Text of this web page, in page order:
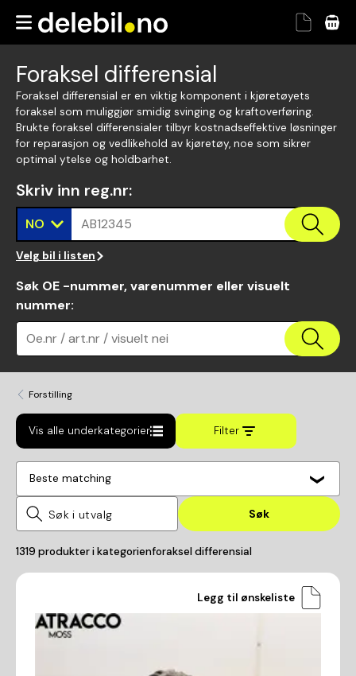
Foraksel differensial
Foraksel differensial er en viktig komponent i kjøretøyets
foraksel som muliggjør smidig svinging og kraftoverføring.
Brukte foraksel differensialer tilbyr kostnadseffektive løsninger
for reparasjon og vedlikehold av kjøretøy, noe som sikrer
optimal ytelse og holdbarhet.
Skriv inn reg.nr:
NO AB12345
Velg bil i listen
Søk OE -nummer, varenummer eller visuelt
nummer:
Oe.nr / art.nr / visuelt nei
Forstilling
Vis alle underkategorier Filter
Beste matching
Søk
1319 produkter i kategorienforaksel differensial
Legg til ønskeliste